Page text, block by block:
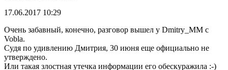
17.06.2017 10:29
Очень забавный, конечно, разговор вышел у Dmitry_MM с
Vobla.
Судя по удивлению Дмитрия, 30 июня еще официально не
утверждено.
Или такая злостная утечка информации его обескуражила :-)